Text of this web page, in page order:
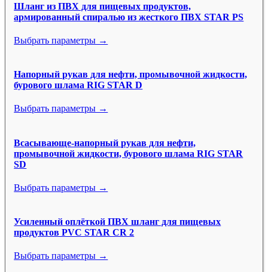
Шланг из ПВХ для пищевых продуктов,
армированный спиралью из жесткого ПВХ STAR PS
Выбрать параметры →
Напорный рукав для нефти, промывочной жидкости,
бурового шлама RIG STAR D
Выбрать параметры →
Всасывающе-напорный рукав для нефти,
промывочной жидкости, бурового шлама RIG STAR
SD
Выбрать параметры →
Усиленный оплёткой ПВХ шланг для пищевых
продуктов PVC STAR CR 2
Выбрать параметры →